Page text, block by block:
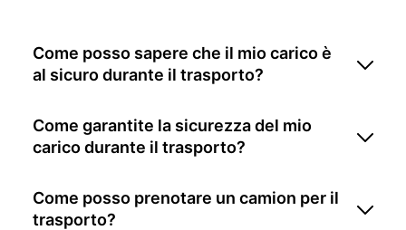
Come posso sapere che il mio carico è
al sicuro durante il trasporto?
Come garantite la sicurezza del mio
carico durante il trasporto?
Come posso prenotare un camion per il
trasporto?